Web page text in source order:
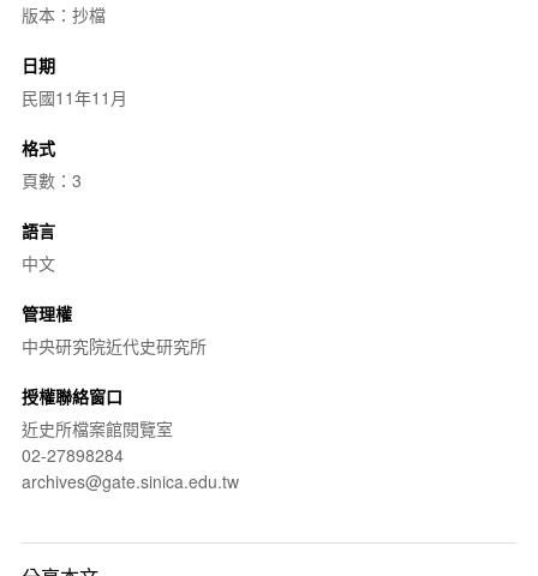
版本：抄檔
日期
民國11年11月
格式
頁數：3
語言
中文
管理權
中央研究院近代史研究所
授權聯絡窗口
近史所檔案館閱覽室
02-27898284
archives@gate.sinica.edu.tw